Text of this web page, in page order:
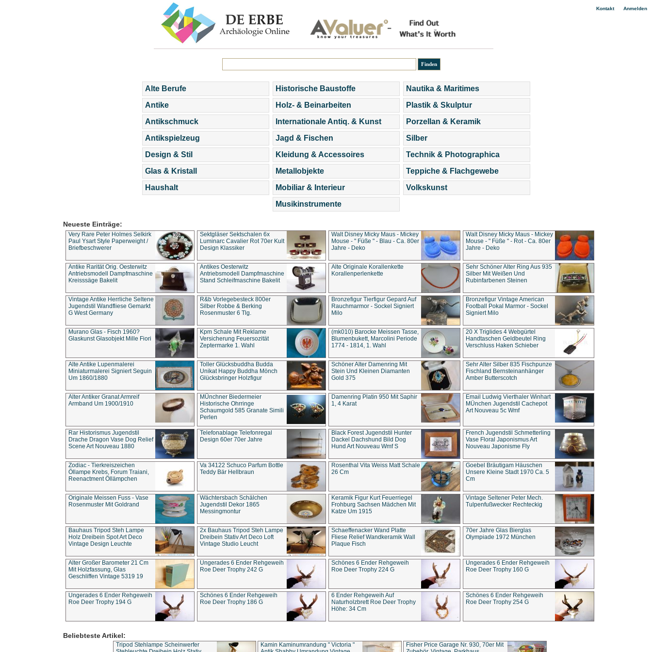
Kontakt| Anmelden
Alte Berufe
Antike
Antikschmuck
Antikspielzeug
Design & Stil
Glas & Kristall
Haushalt
Historische Baustoffe
Holz- & Beinarbeiten
Internationale Antiq. & Kunst
Jagd & Fischen
Kleidung & Accessoires
Metallobjekte
Mobiliar & Interieur
Musikinstrumente
Nautika & Maritimes
Plastik & Skulptur
Porzellan & Keramik
Silber
Technik & Photographica
Teppiche & Flachgewebe
Volkskunst
Neueste Einträge:
Very Rare Peter Holmes Selkirk
Paul Ysart Style Paperweight /
Briefbeschwerer
Sektgläser Sektschalen 6x
Luminarc Cavalier Rot 70er Kult
Design Klassiker
Walt Disney Micky Maus - Mickey
Mouse - " Füße " - Blau - Ca. 80er
Jahre - Deko
Walt Disney Micky Maus - Mickey
Mouse - " Füße " - Rot - Ca. 80er
Jahre - Deko
Antike Rarität Orig. Oesterwitz
Antriebsmodell Dampfmaschine
Kreisssäge Bakelit
Antikes Oesterwitz
Antriebsmodell Dampfmaschine
Stand Schleifmaschine Bakelit
Alte Originale Korallenkette
Korallenperlenkette
Sehr Schöner Alter Ring Aus 935
Silber Mit Weißen Und
Rubinfarbenen Steinen
Vintage Antike Herrliche Seltene
Jugendstil Wandfliese Gemarkt
G West Germany
R&b Vorlegebesteck 800er
Silber Robbe & Berking
Rosenmuster 6 Tlg.
Bronzefigur Tierfigur Gepard Auf
Rauchmarmor - Sockel Signiert
Milo
Bronzefigur Vintage American
Football Pokal Marmor - Sockel
Signiert Milo
Murano Glas - Fisch 1960?
Glaskunst Glasobjekt Mille Fiori
Kpm Schale Mit Reklame
Versicherung Feuersozität
Zeptermarke 1. Wahl
(mk010) Barocke Meissen Tasse,
Blumenbukett, Marcolini Periode
1774 - 1814, 1. Wahl
20 X Triglides 4 Webgürtel
Handtaschen Geldbeutel Ring
Verschluss Haken Schieber
Alte Antike Lupenmalerei
Miniaturmalerei Signiert Seguin
Um 1860/1880
Toller Glücksbuddha Budda
Unikat Happy Buddha Mönch
Glücksbringer Holzfigur
Schöner Alter Damenring Mit
Stein Und Kleinen Diamanten
Gold 375
Sehr Alter Silber 835 Fischpunze
Fischland Bernsteinanhänger
Amber Butterscotch
Alter Antiker Granat Armreif
Armband Um 1900/1910
MÜnchner Biedermeier
Historische Ohrringe
Schaumgold 585 Granate Simili
Perlen
Damenring Platin 950 Mit Saphir
1, 4 Karat
Email Ludwig Vierthaler Winhart
MÜnchen Jugendstil Cachepot
Art Nouveau 5c Wmf
Rar Historismus Jugendstil
Drache Dragon Vase Dog Relief
Scene Art Nouveau 1880
Telefonablage Telefonregal
Design 60er 70er Jahre
Black Forest Jugendstil Hunter
Dackel Dachshund Bild Dog
Hund Art Nouveau Wmf S
French Jugendstil Schmetterling
Vase Floral Japonismus Art
Nouveau Japonisme Fly
Zodiac - Tierkreiszeichen
Öllampe Krebs, Forum Traiani,
Reenactment Öllämpchen
Va 34122 Schuco Parfum Bottle
Teddy Bär Hellbraun
Rosenthal Vita Weiss Matt Schale
26 Cm
Goebel Bräutigam Häuschen
Unsere Kleine Stadt 1970 Ca. 5
Cm
Originale Meissen Fuss - Vase
Rosenmuster Mit Goldrand
Wächtersbach Schälchen
Jugendstil Dekor 1865
Messingmontur
Keramik Figur Kurt Feuerriegel
Frohburg Sachsen Mädchen Mit
Katze Um 1915
Vintage Seltener Peter Mech.
Tulpenfußwecker Rechteckig
Bauhaus Tripod Steh Lampe
Holz Dreibein Spot Art Deco
Vintage Design Leuchte
2x Bauhaus Tripod Steh Lampe
Dreibein Stativ Art Deco Loft
Vintage Studio Leucht
Schaeffenacker Wand Platte
Fliese Relief Wandkeramik Wall
Plaque Fisch
70er Jahre Glas Bierglas
Olympiade 1972 München
Alter Großer Barometer 21 Cm
Mit Holzfassung, Glas
Geschliffen Vintage 5319 19
Ungerades 6 Ender Rehgeweih
Roe Deer Trophy 242 G
Schönes 6 Ender Rehgeweih
Roe Deer Trophy 224 G
Ungerades 6 Ender Rehgeweih
Roe Deer Trophy 160 G
Ungerades 6 Ender Rehgeweih
Roe Deer Trophy 194 G
Schönes 6 Ender Rehgeweih
Roe Deer Trophy 186 G
6 Ender Rehgeweih Auf
Naturholzbrett Roe Deer Trophy
Höhe: 34 Cm
Schönes 6 Ender Rehgeweih
Roe Deer Trophy 254 G
Beliebteste Artikel:
Tripod Stehlampe Scheinwerfer
Kamin Kaminumrandung " Victoria "
Fisher Price Garage Nr. 930, 70er Mit